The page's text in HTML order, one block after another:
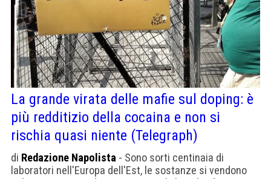
La grande virata delle mafie sul doping: è
più redditizio della cocaina e non si
rischia quasi niente (Telegraph)
di Redazione Napolista - Sono sorti centinaia di
laboratori nell'Europa dell'Est, le sostanze si vendono